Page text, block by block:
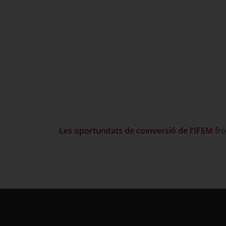
Les oportunitats de coinversió de l'IFEM